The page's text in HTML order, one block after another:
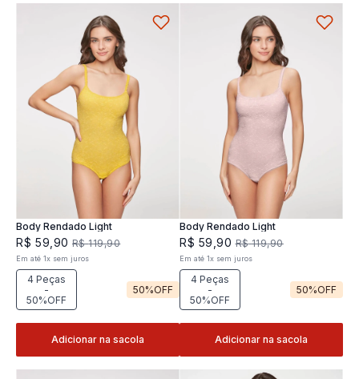
Body Rendado Light
R$ 59 90 R$ 119,90
Em até1x sem juros
4 Peças
-
50%OFF
50%OFF
Adicionar na sacola
Body Rendado Light
R$ 59 ,90 R$ 119,90
Em até 1x sem juros
4 Peças
-
50%OFF
50%OFF
Adicionar na sacola